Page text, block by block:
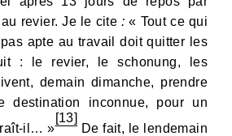
revier. Je le cite:« Tout ce qui
pas apte au travail doit quitter les
: le revier, le schonung, les
demain dimanche, prendre
destination inconnue, pour un
il… »
[13]
De fait, le lendemain